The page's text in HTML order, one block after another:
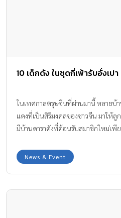
10 เด็กดัง ในชุดกี่เพ้ารับอั่งเปา
ในเทศกาลตรุษจีนที่ผ่านมานี้ หลายบ้
แดงที่เป็นสิริมงคลของชาวจีน มาให้
มีบ้านดาราดังที่ต้อนรับสมาชิกใหม่เพี
ploychidjun คุณแม่นานา น้องบีน่า บรู้
Janienieeleven น้องโปรดสุดหล่อ ห
ที่มาจาก IG : momomama1234 น้
News & Event